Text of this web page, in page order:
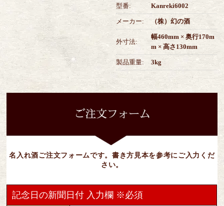
型番: Kanreki6002
メーカー: （株）幻の酒
外寸法:
幅460mm × 奥行170m
m × 高さ130mm
製品重量: 3kg
名入れ酒ご注文フォームです。書き方見本を参考にご入力くだ
さい。
記念日の新聞日付 入力欄 ※必須